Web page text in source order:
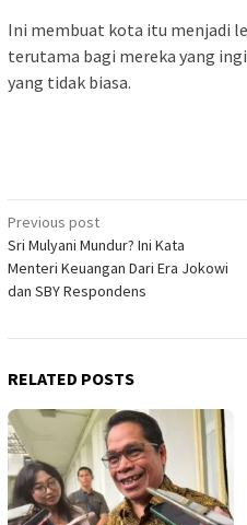
Ini membuat kota itu menjadi
terutama bagi mereka yang
yang tidak biasa.
Post
navigation
Previous post
Sri Mulyani Mundur? Ini Kata
Menteri Keuangan Dari Era Jokowi
dan SBY Respondens
RELATED POSTS